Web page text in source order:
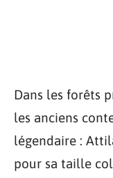
Dans les forêts
les anciens
légendaire :
pour sa taille